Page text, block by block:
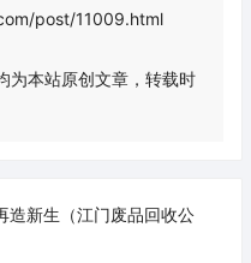
post/11009.html
为本站原创文章，转载时
造新生（江门废品回收公